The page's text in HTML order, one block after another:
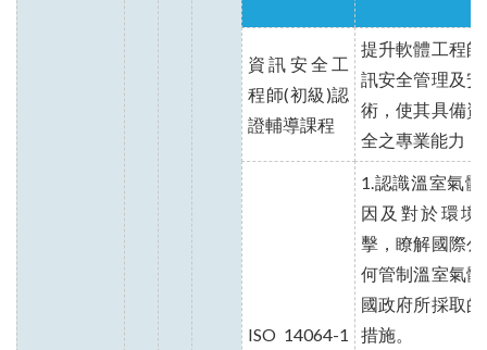
資訊安全工
程師(初級)認
證輔導課程
提升軟體工程
訊安全管理及
術，使其具備
全之專業能力
ISO 14064-1
1.認識溫室氣
因及對於環境
擊，瞭解國際
何管制溫室氣
國政府所採取
措施。